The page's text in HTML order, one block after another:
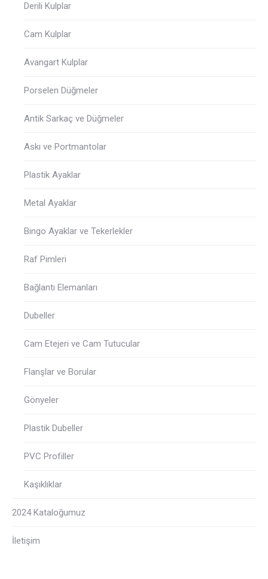
Derili Kulplar
Cam Kulplar
Avangart Kulplar
Porselen Düğmeler
Antik Sarkaç ve Düğmeler
Askı ve Portmantolar
Plastik Ayaklar
Metal Ayaklar
Bingo Ayaklar ve Tekerlekler
Raf Pimleri
Bağlantı Elemanları
Dubeller
Cam Etejeri ve Cam Tutucular
Flanşlar ve Borular
Gönyeler
Plastik Dubeller
PVC Profiller
Kaşıklıklar
2024 Kataloğumuz
İletişim